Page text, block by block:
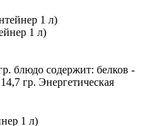
1 л)
блюдо содержит: белков -
гр. Энергетическая